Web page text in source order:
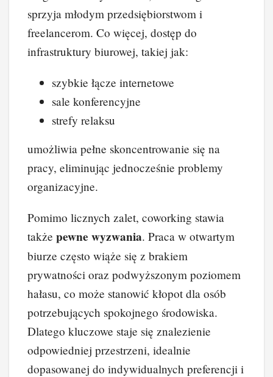
sprzyja młodym przedsiębiorstwom i
freelancerom. Co więcej, dostęp do
infrastruktury biurowej, takiej jak:
szybkie łącze internetowe
sale konferencyjne
strefy relaksu
umożliwia pełne skoncentrowanie się na
pracy, eliminując jednocześnie problemy
organizacyjne.
Pomimo licznych zalet, coworking stawia
także pewne wyzwania. Praca w otwartym
biurze często wiąże się z brakiem
prywatności oraz podwyższonym poziomem
hałasu, co może stanowić kłopot dla osób
potrzebujących spokojnego środowiska.
Dlatego kluczowe staje się znalezienie
odpowiedniej przestrzeni, idealnie
dopasowanej do indywidualnych preferencji i